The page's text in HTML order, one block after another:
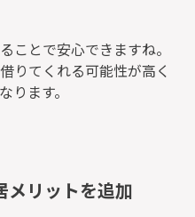
ことで安心できますね。
りてくれる可能性が高く
ります。
メリットを追加